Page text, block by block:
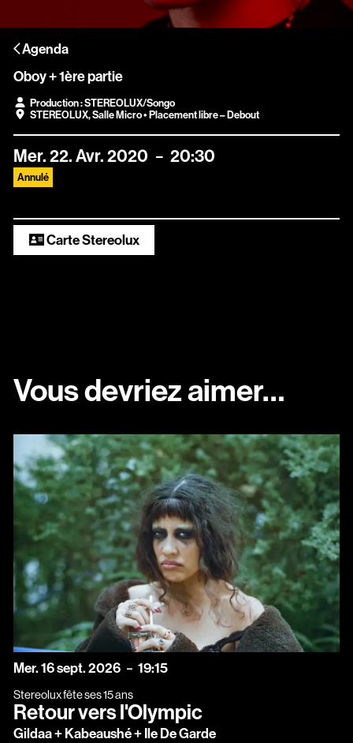
Agenda
Oboy + 1ère partie
Production : STEREOLUX/Songo
STEREOLUX,Salle Micro• Placement libre – Debout
Mer.22.Avr.2020 20:30
Annulé
Carte Stereolux
Vous devriez aimer…
mercredi
Mer.16septembre
sept.2026 19:15
Stereolux fête ses 15 ans
Retour vers l'Olympic
Gildaa + Kabeaushé + Ile De Garde
Accessibilité
Prévention des violences et signalement
Association Songo
Résidences
Espace pro
Partenaires
Location / Privatisation